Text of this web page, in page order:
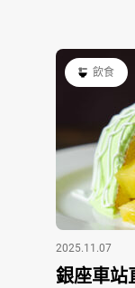
飲食
2025.11.07
銀座車站